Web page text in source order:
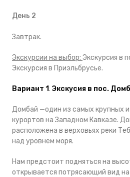
День 2
Завтрак.
Экскурсии на выбор: Экскурсия в
Экскурсия в Приэльбрусье.
Вариант 1. Экскусия в пос.
Домбай —один из самых крупных
курортов на Западном Кавказе.
расположена в верховьях реки
над уровнем моря.
Нам предстоит подняться на
открывается потрясающий вид